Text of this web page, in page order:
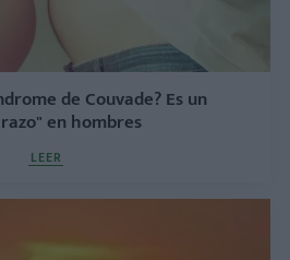
de Couvade? Es un
en hombres
LEER